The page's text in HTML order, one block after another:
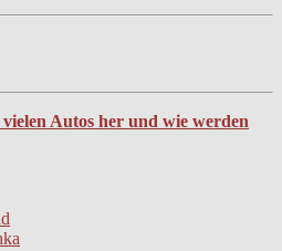
Autos her und wie werden